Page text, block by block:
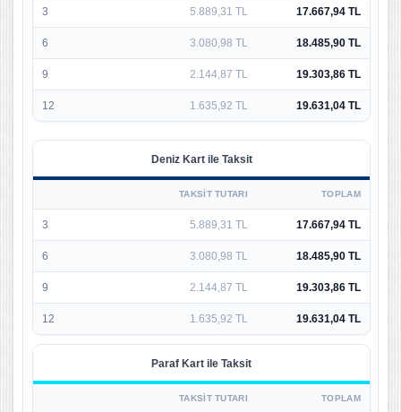
3 5.889,31 TL 17.667,94 TL
6 3.080,98 TL 18.485,90 TL
9 2.144,87 TL 19.303,86 TL
12 1.635,92 TL 19.631,04 TL
Deniz Kart ile Taksit
TAKSIT TUTARI TOPLAM
3 5.889,31 TL 17.667,94 TL
6 3.080,98 TL 18.485,90 TL
9 2.144,87 TL 19.303,86 TL
12 1.635,92 TL 19.631,04 TL
Paraf Kart ile Taksit
TAKSIT TUTARI TOPLAM